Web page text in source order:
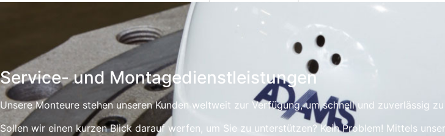
Service- und Montagedienstleistungen
Unsere Monteure stehen unseren Kunden weltweit zur Verfügung, um schnell und zuverlässig
Sollen wir einen kurzen Blick darauf werfen, um Sie zu unterstützen? Kein Problem! Mittels